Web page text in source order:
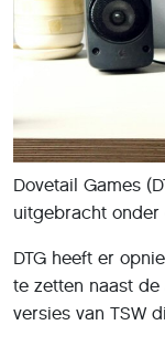
Dovetail Games
uitgebracht onder
DTG heeft er
te zetten naast
versies van TSW